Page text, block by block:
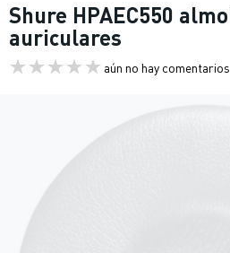
Shure HPAEC550
auriculares
aún no hay comentarios